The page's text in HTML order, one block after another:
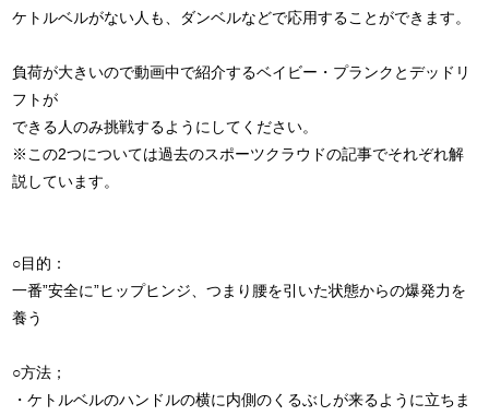
ケトルベルがない人も、ダンベルなどで応用することができます。
負荷が大きいので動画中で紹介するベイビー・プランクとデッドリ
フトが
できる人のみ挑戦するようにしてください。
※この2つについては過去のスポーツクラウドの記事でそれぞれ解
説しています。
○目的：
一番”安全に”ヒップヒンジ、つまり腰を引いた状態からの爆発力を
養う
○方法；
・ケトルベルのハンドルの横に内側のくるぶしが来るように立ちま